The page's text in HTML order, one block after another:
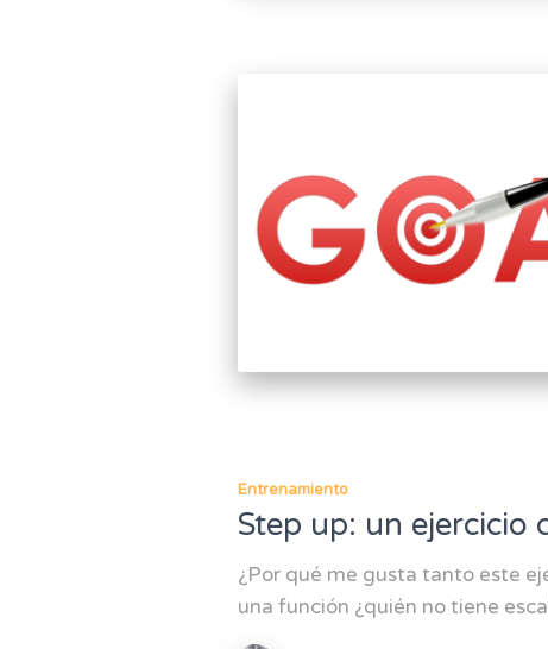
Entrenamiento
Step up: un ejercicio
¿Por qué me gusta tanto este
una función ¿quién no tiene